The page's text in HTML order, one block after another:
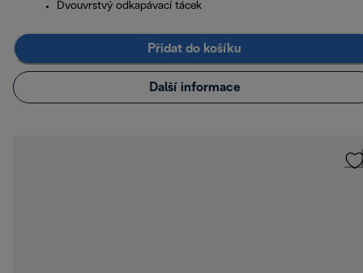
Dvouvrstvý odkapávací tácek
Přidat do košíku
Další informace